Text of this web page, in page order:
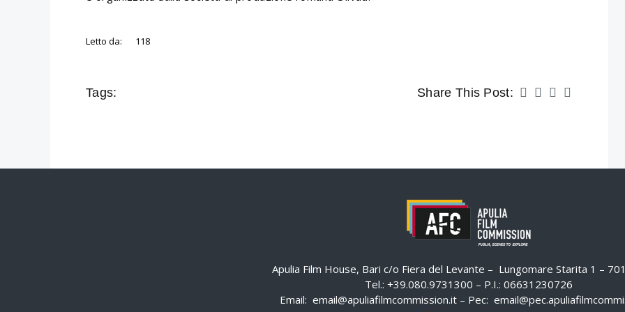
Letto da: 118
Tags: Share This Post:
Apulia Film House, Bari c/o Fiera del Levante – Lungomare Starita 1 –
Tel.: +39.080.9731300 – P.I.: 06631230726
Email: email@apuliafilmcommission.it – Pec: